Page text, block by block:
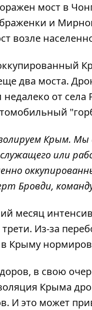
мост в
и
возле
два моста.
недалеко от села
Крым. Мы
или
Бровди,
месяц
Из-за
Крыму
в свою
Крыма
И это может